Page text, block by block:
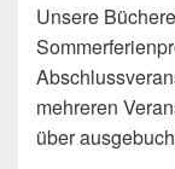
Unsere
mehreren
über